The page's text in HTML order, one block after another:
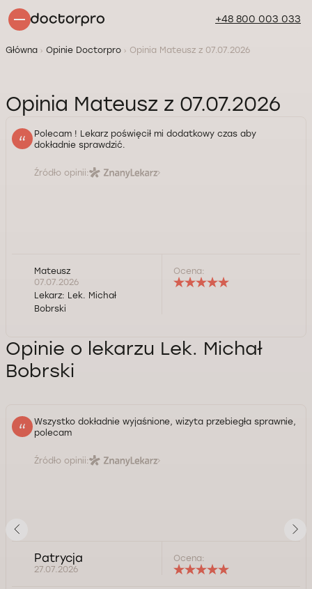
+48 800 003 033
Główna Opinie Doctorpro Opinia Mateusz z 07.07.2026
Opinia Mateusz z 07.07.2026
Polecam ! Lekarz poświęcił mi dodatkowy czas aby
dokładnie sprawdzić.
Źródło opinii:
Mateusz
07.07.2026
Lekarz: Lek. Michał
Bobrski
Ocena:
Opinie o lekarzu Lek. Michał
Bobrski
Wszystko dokładnie wyjaśnione, wizyta przebiegła sprawnie,
polecam
Źródło opinii:
Patrycja
27.07.2026
Ocena: